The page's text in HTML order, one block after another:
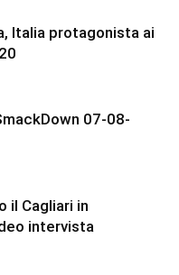
Italia protagonista ai
07-08-
il Cagliari in
intervista